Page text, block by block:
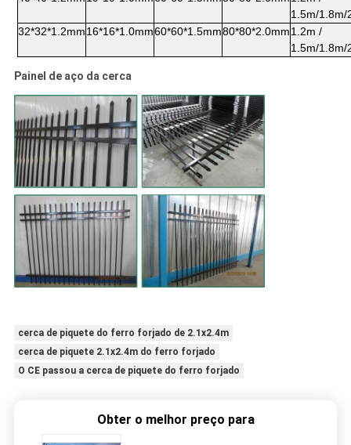
1.5m/1.8m/
32*32*1.2mm16*16*1.0mm60*60*1.5mm80*80*2.0mm1.2m /
1.5m/1.8m/
Painel de aço da cerca
cerca de piquete do ferro forjado de 2.1x2.4m
cerca de piquete 2.1x2.4m do ferro forjado
O CE passou a cerca de piquete do ferro forjado
Obter o melhor preço para